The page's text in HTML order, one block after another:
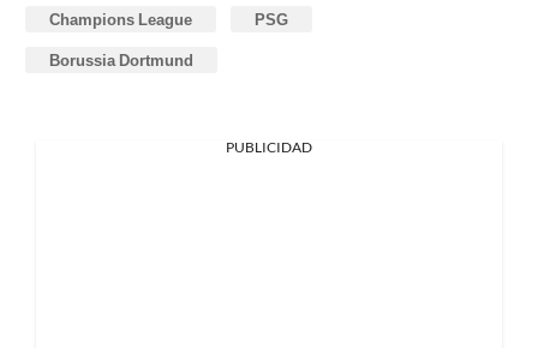
Champions League PSG
Borussia Dortmund
PUBLICIDAD